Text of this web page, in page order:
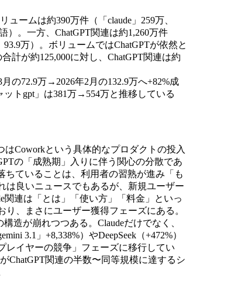
ームは約390万件（「claude」259万、
）。一方、ChatGPT関連は約1,260万件
93.9万）。ボリュームではChatGPTが依然と
計が約125,000に対し、ChatGPT関連は約
の72.9万→2026年2月の132.9万へ+82%成
トgpt」は381万→554万と推移している
Coworkという具体的なプロダクトの投入
の「成熟期」入りに伴う関心の分散であ
ちていることは、利用者の習熟が進み「も
は良いニュースでもあるが、新規ユーザー
連は「とは」「使い方」「料金」といっ
、まさにユーザー獲得フェーズにある。
造が崩れつつある。Claudeだけでなく、
3.1」+8,338%）やDeepSeek（+472%）
レイヤーの競争」フェーズに移行してい
ChatGPT関連の半数〜同等規模に達するシ